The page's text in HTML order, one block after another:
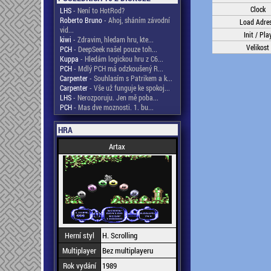
LHS- Není to HotRod?
Roberto Bruno- Ahoj, sháním závodní
vid...
kiwi - Zdravim, hledam hru, kte...
PCH- DeepSeek našel pouze toh...
Kuppa - Hledám logickou hru z C6...
PCH- Mdlý PCH má odzkoušený R...
Carpenter- Souhlasím s Patrikem a k...
Carpenter- Vše už funguje ke spokoj...
LHS- Nerozporuju. Jen mě poba...
PCH- Mas dve moznosti. 1. bu...
HRA
Artax
Herní styl
H. Scrolling
Multiplayer Bez multiplayeru
Rok vydání
1989
Clock
Load
Init /
Velikost